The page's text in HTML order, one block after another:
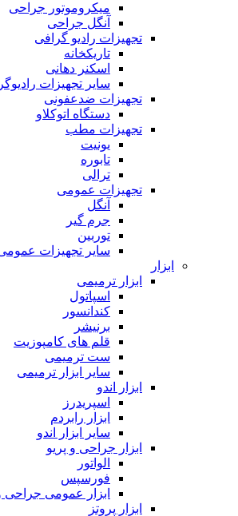
میکروموتور جراحی
آنگل جراحی
تجهیزات رادیو گرافی
تاریکخانه
اسکنر دهانی
سایر تجهیزات
تجهیزات ضدعفونی
دستگاه اتوکلاو
تجهیزات مطب
یونیت
تابوره
ترالی
تجهیزات عمومی
آنگل
جرم گیر
توربین
سایر تجهیزات
ابزار
ابزار ترمیمی
اسپاتول
کندانسور
برنیشر
قلم های کامپوزیت
ست ترمیمی
سایر ابزار ترمیمی
ابزار اندو
اسپریدرز
ابزار رابردم
سایر ابزار اندو
ابزار جراحی و پریو
الواتور
فورسپس
ابزار عمومی جراحی
ابزار پروتز